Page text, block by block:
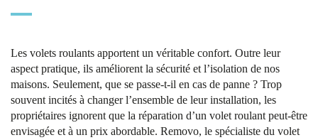
Les volets roulants apportent un véritable confort. Outre leur
aspect pratique, ils améliorent la sécurité et l’isolation de nos
maisons. Seulement, que se passe-t-il en cas de panne ? Trop
souvent incités à changer l’ensemble de leur installation, les
propriétaires ignorent que la réparation d’un volet roulant peut-être
envisagée et à un prix abordable. Removo, le spécialiste du volet